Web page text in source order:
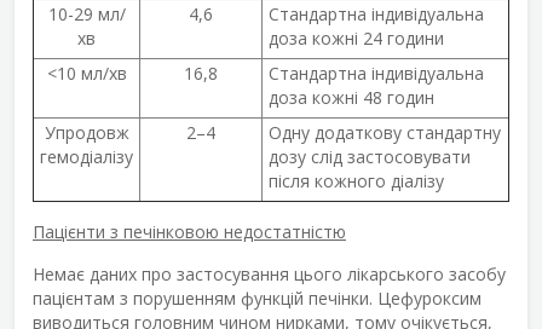
10-29 мл/
хв
4,6
Стандартна індивідуальна
доза кожні 24 години
<10 мл/хв
16,8
Стандартна індивідуальна
доза кожні 48 годин
Упродовж
гемодіалізу
2–4
Одну додаткову стандартну
дозу слід застосовувати
після кожного діалізу
Пацієнти з печінковою недостатністю
Немає даних про застосування цього лікарського засобу
пацієнтам з порушенням функцій печінки. Цефуроксим
виводиться головним чином нирками, тому очікується,